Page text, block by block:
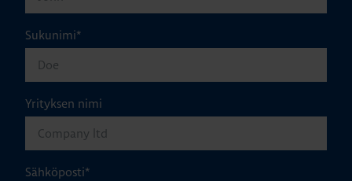
Sukunimi*
Yrityksen nimi
Sähköposti*